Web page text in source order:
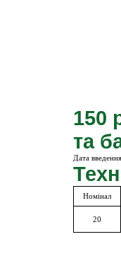
150
та
Дата
Номінал
20